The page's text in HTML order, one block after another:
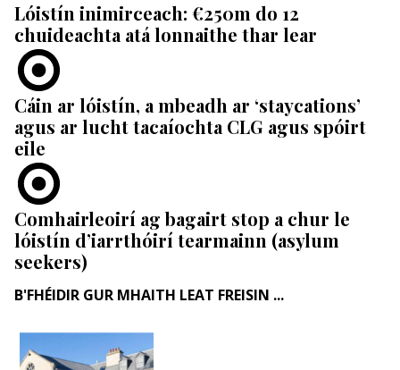
Lóistín inimirceach: €250m do 12
chuideachta atá lonnaithe thar lear
Cáin ar lóistín, a mbeadh ar ‘staycations’
agus ar lucht tacaíochta CLG agus spóirt
eile
Comhairleoirí ag bagairt stop a chur le
lóistín d’iarrthóirí tearmainn (asylum
seekers)
B'FHÉIDIR GUR MHAITH LEAT FREISIN ...